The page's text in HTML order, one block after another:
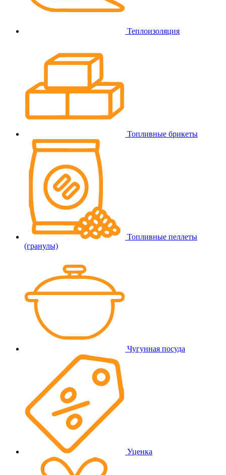
Теплоизоляция
Топливные брикеты
Топливные пеллеты
(гранулы)
Чугунная посуда
Уценка